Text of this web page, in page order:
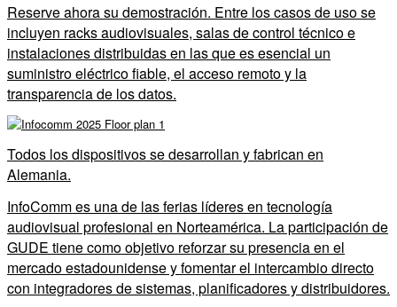
Reserve ahora su demostración. Entre los casos de uso se
incluyen racks audiovisuales, salas de control técnico e
instalaciones distribuidas en las que es esencial un
suministro eléctrico fiable, el acceso remoto y la
transparencia de los datos.
Todos los dispositivos se desarrollan y fabrican en
Alemania.
InfoComm es una de las ferias líderes en tecnología
audiovisual profesional en Norteamérica. La participación de
GUDE tiene como objetivo reforzar su presencia en el
mercado estadounidense y fomentar el intercambio directo
con integradores de sistemas, planificadores y distribuidores.